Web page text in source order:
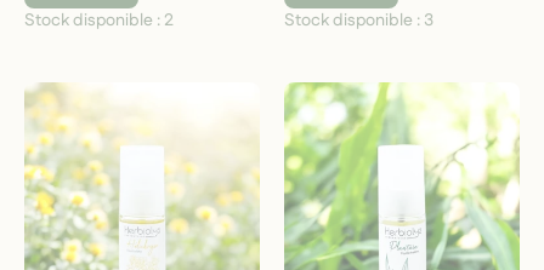
Stock disponible : 2
Stock disponible : 3